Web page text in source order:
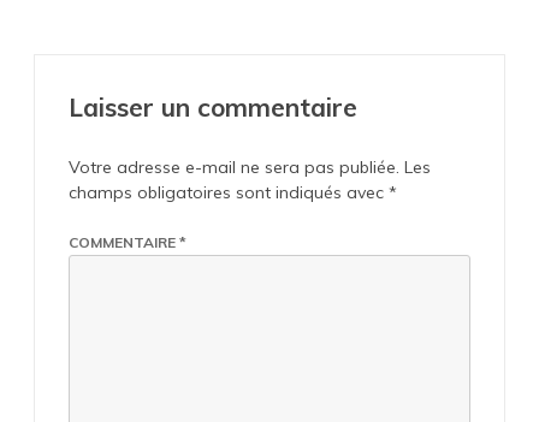
Laisser un commentaire
Votre adresse e-mail ne sera pas publiée. Les
champs obligatoires sont indiqués avec *
COMMENTAIRE *